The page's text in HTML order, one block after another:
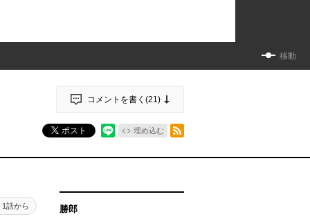
移動
コメントを書く(21)
ポスト 埋め込む
1話から 勝郎